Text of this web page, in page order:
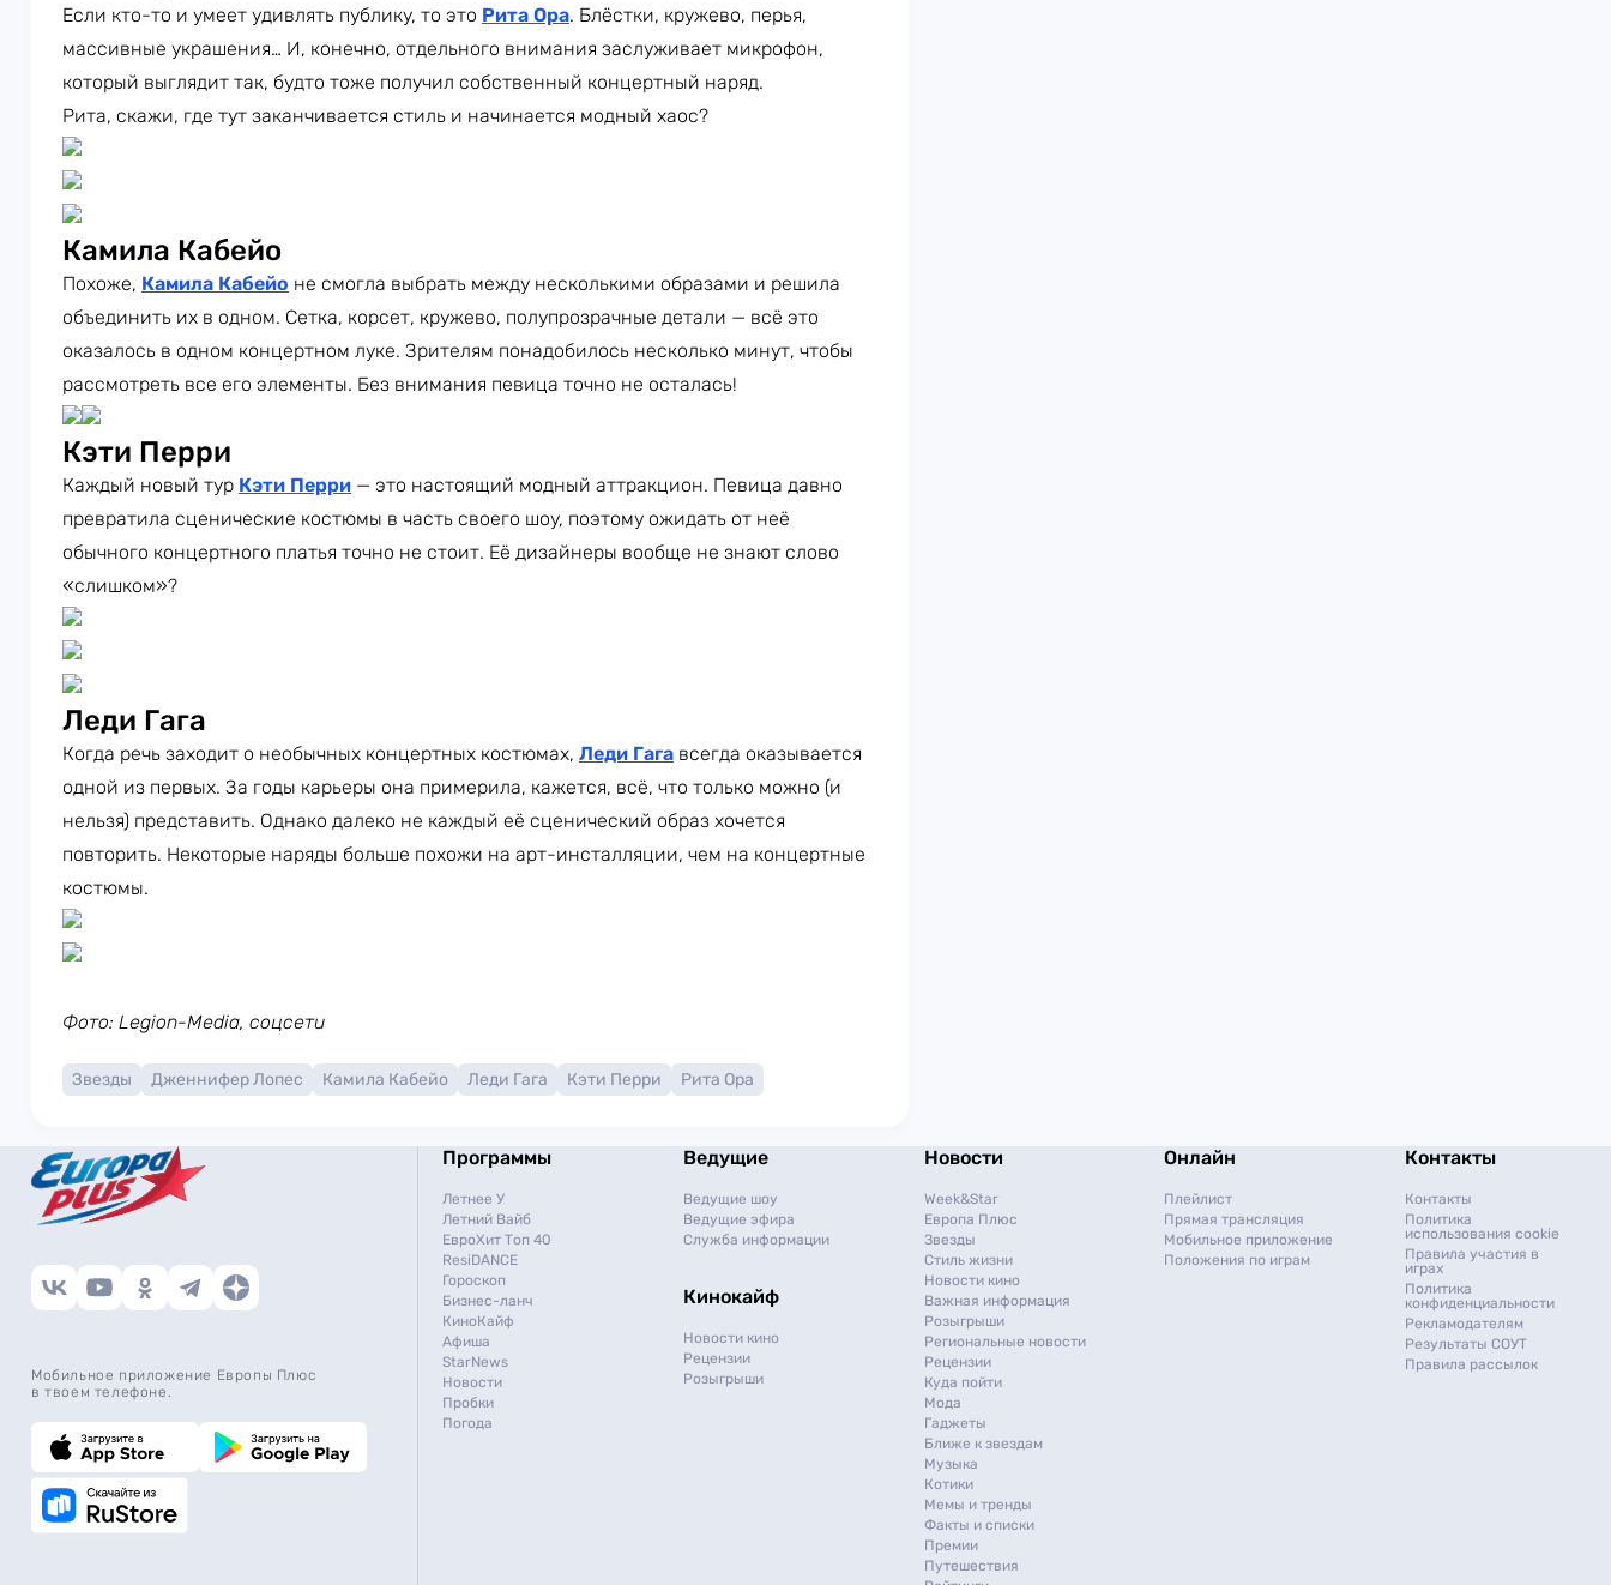
Если кто-то и умеет удивлять публику, то это Рита Ора. Блёстки, кружево, перья,
массивные украшения… И, конечно, отдельного внимания заслуживает микрофон,
который выглядит так, будто тоже получил собственный концертный наряд.
Рита, скажи, где тут заканчивается стиль и начинается модный хаос?
Камила Кабейо
Похоже, Камила Кабейо не смогла выбрать между несколькими образами и решила
объединить их в одном. Сетка, корсет, кружево, полупрозрачные детали — всё это
оказалось в одном концертном луке. Зрителям понадобилось несколько минут, чтобы
рассмотреть все его элементы. Без внимания певица точно не осталась!
Кэти Перри
Каждый новый тур Кэти Перри — это настоящий модный аттракцион. Певица давно
превратила сценические костюмы в часть своего шоу, поэтому ожидать от неё
обычного концертного платья точно не стоит. Её дизайнеры вообще не знают слово
«слишком»?
Леди Гага
Когда речь заходит о необычных концертных костюмах, Леди Гага всегда оказывается
одной из первых. За годы карьеры она примерила, кажется, всё, что только можно (и
нельзя) представить. Однако далеко не каждый её сценический образ хочется
повторить. Некоторые наряды больше похожи на арт-инсталляции, чем на концертные
костюмы.
Фото: Legion-Media, соцсети
Звезды Дженнифер Лопес Камила Кабейо Леди Гага Кэти Перри Рита Ора
Мобильное приложение Европы Плюс
в твоем телефоне.
Программы
Летнее У
Летний Вайб
ЕвроХит Топ 40
ResiDANCE
Гороскоп
Бизнес-ланч
КиноКайф
Афиша
StarNews
Новости
Пробки
Погода
Ведущие
Ведущие шоу
Ведущие эфира
Служба информации
Кинокайф
Новости кино
Рецензии
Розыгрыши
Новости
Week&Star
Европа Плюс
Звезды
Стиль жизни
Новости кино
Важная информация
Розыгрыши
Региональные новости
Рецензии
Куда пойти
Мода
Гаджеты
Ближе к звездам
Музыка
Котики
Мемы и тренды
Факты и списки
Премии
Путешествия
Онлайн
Плейлист
Прямая трансляция
Мобильное приложение
Положения по играм
Контакты
Контакты
Политика
использования cookie
Правила участия в
играх
Политика
конфиденциальности
Рекламодателям
Результаты СОУТ
Правила рассылок